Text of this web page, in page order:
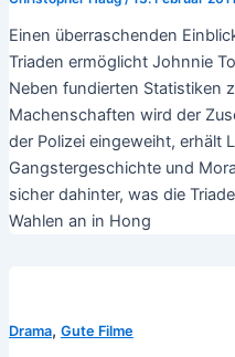
Einen überraschenden
Triaden ermöglicht Johnnie
Neben fundierten Statistiken
Machenschaften wird der
der Polizei eingeweiht, erhält
Gangstergeschichte und
sicher dahinter, was die
Wahlen an in Hong
Drama, Gute Filme